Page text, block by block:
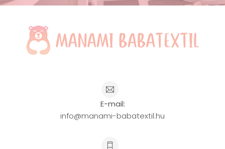
E-mail:
info@manami-babatextil.hu